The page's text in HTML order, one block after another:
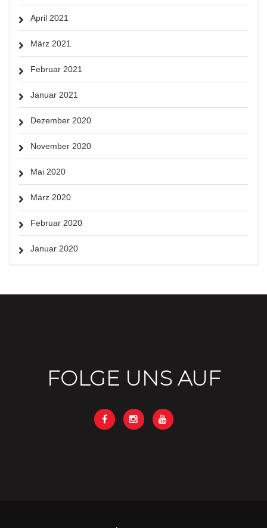
April 2021
März 2021
Februar 2021
Januar 2021
Dezember 2020
November 2020
Mai 2020
März 2020
Februar 2020
Januar 2020
FOLGE UNS AUF